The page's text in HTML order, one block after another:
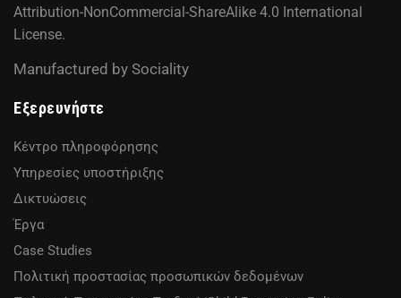
Attribution-NonCommercial-ShareAlike 4.0 International
License.
Manufactured by Sociality
Εξερευνήστε
Κέντρο πληροφόρησης
Υπηρεσίες υποστήριξης
Δικτυώσεις
Έργα
Case Studies
Πολιτική προστασίας προσωπικών δεδομένων